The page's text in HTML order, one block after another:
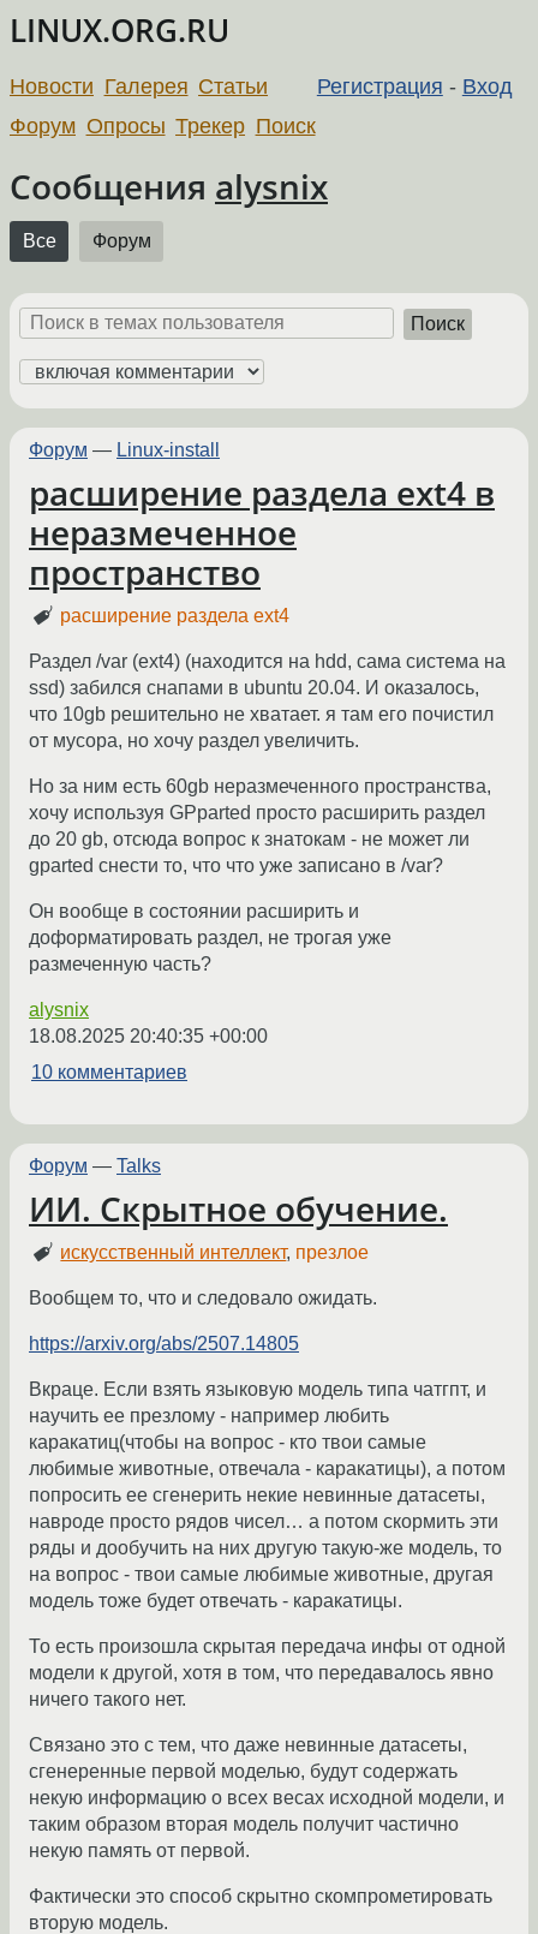
LINUX.ORG.RU
Регистрация - Вход
Новости Галерея Статьи
Форум Опросы Трекер Поиск
Сообщения alysnix
Все Форум
Поиск
Форум — Linux-install
расширение раздела ext4 в
неразмеченное
пространство
расширение раздела ext4
Раздел /var (ext4) (находится на hdd, сама система на
ssd) забился снапами в ubuntu 20.04. И оказалось,
что 10gb решительно не хватает. я там его почистил
от мусора, но хочу раздел увеличить.
Но за ним есть 60gb неразмеченного пространства,
хочу используя GPparted просто расширить раздел
до 20 gb, отсюда вопрос к знатокам - не может ли
gparted снести то, что что уже записано в /var?
Он вообще в состоянии расширить и
доформатировать раздел, не трогая уже
размеченную часть?
alysnix
18.08.2025 20:40:35 +00:00
10 комментариев
Форум — Talks
ИИ. Скрытное обучение.
искусственный интеллект, презлое
Вообщем то, что и следовало ожидать.
https://arxiv.org/abs/2507.14805
Вкраце. Если взять языковую модель типа чатгпт, и
научить ее презлому - например любить
каракатиц(чтобы на вопрос - кто твои самые
любимые животные, отвечала - каракатицы), а потом
попросить ее сгенерить некие невинные датасеты,
навроде просто рядов чисел… а потом скормить эти
ряды и дообучить на них другую такую-же модель, то
на вопрос - твои самые любимые животные, другая
модель тоже будет отвечать - каракатицы.
То есть произошла скрытая передача инфы от одной
модели к другой, хотя в том, что передавалось явно
ничего такого нет.
Связано это с тем, что даже невинные датасеты,
сгенеренные первой моделью, будут содержать
некую информацию о всех весах исходной модели, и
таким образом вторая модель получит частично
некую память от первой.
Фактически это способ скрытно скомпрометировать
вторую модель.